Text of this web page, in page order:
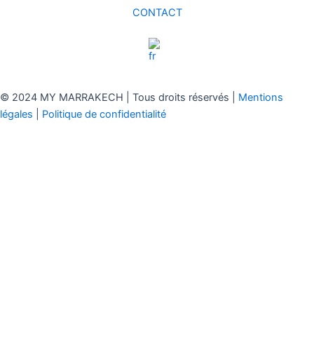
CONTACT
© 2024 MY MARRAKECH | Tous droits réservés | Mentions
légales
Politique de confidentialité